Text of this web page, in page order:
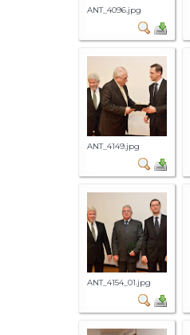
ANT_4096.jpg
ANT_4149.jpg
ANT_4154_01.jpg